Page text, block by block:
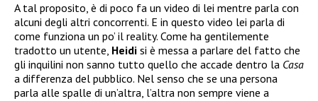
A tal proposito, è di poco fa un video di lei mentre parla con
alcuni degli altri concorrenti. E in questo video lei parla di
come funziona un po’ il reality. Come ha gentilemente
tradotto un utente, Heidi si è messa a parlare del fatto che
gli inquilini non sanno tutto quello che accade dentro la Casa
a differenza del pubblico. Nel senso che se una persona
parla alle spalle di un’altra, l’altra non sempre viene a